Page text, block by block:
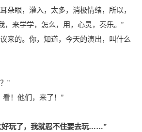
朵眼，灌入，太多，消极情绪，所以，
，来学学，怎么，用，心灵，奏乐。”
来的。你，知道，今天的演出，叫什么
”
看！他们，来了！”
好玩了，我就忍不住要去玩……”